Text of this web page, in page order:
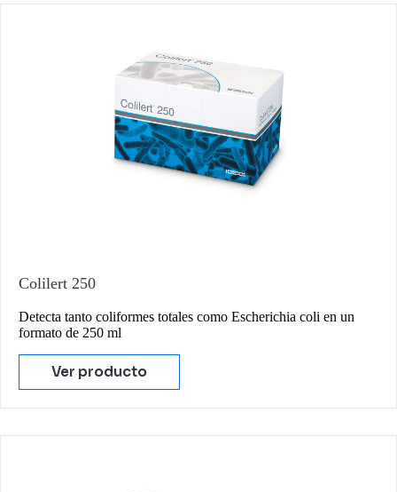
Colilert 250
Detecta tanto coliformes totales como Escherichia coli en un
formato de 250 ml
Ver producto